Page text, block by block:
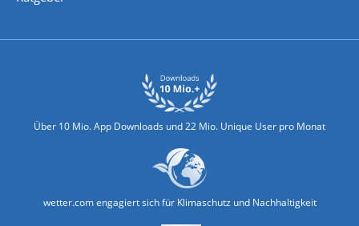
Über 10 Mio. App Downloads und 22 Mio. Unique User pro Monat
wetter.com engagiert sich für Klimaschutz und Nachhaltigkeit